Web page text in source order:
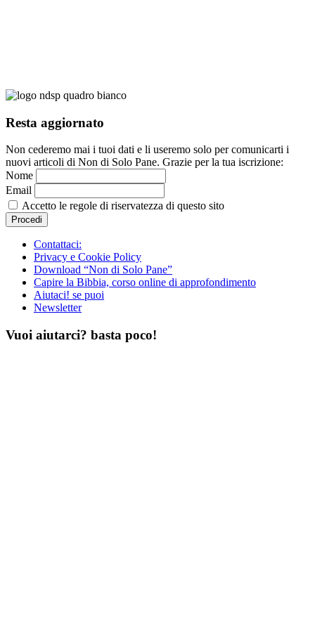
Resta aggiornato
Non cederemo mai i tuoi dati e li useremo solo per comunicarti i
nuovi articoli di Non di Solo Pane. Grazie per la tua iscrizione:
Nome
Email
Accetto le regole di riservatezza di questo sito
Contattaci:
Privacy e Cookie Policy
Download “Non di Solo Pane”
Capire la Bibbia, corso online di approfondimento
Aiutaci! se puoi
Newsletter
Vuoi aiutarci? basta poco!